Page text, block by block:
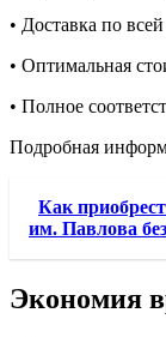
• Доставка по
• Оптимальная
• Полное
Подробная
Как
им. Павлова
Экономия